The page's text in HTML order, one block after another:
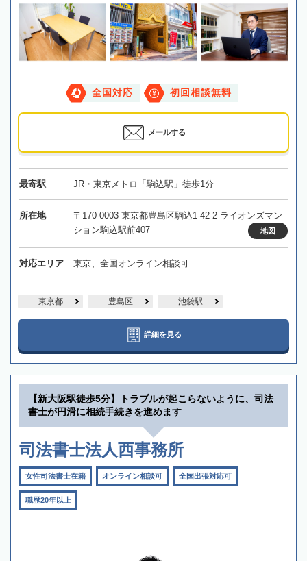
全国対応 初回相談無料
メールする
最寄駅 JR・東京メトロ「駒込駅」徒歩1分
所在地
〒170-0003 東京都豊島区駒込1-42-2 ライオンズマン
ション駒込駅前407
地図
対応エリア 東京、全国オンライン相談可
東京都 豊島区 池袋駅
詳細を見る
【新大阪駅徒歩5分】トラブルが起こらないように、司法
書士が円滑に相続手続きを進めます
司法書士法人西事務所
女性司法書士在籍 オンライン相談可 全国出張対応可
職歴20年以上